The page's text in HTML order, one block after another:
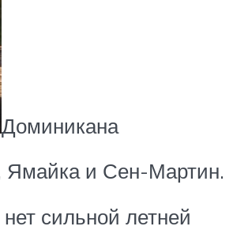
Доминикана
Ямайка и Сен-Мартин.
сильной летней